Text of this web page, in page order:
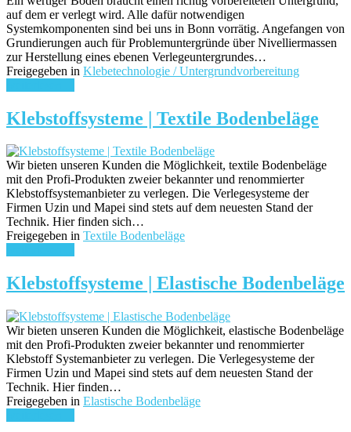
auf dem er verlegt wird. Alle dafür notwendigen
Systemkomponenten sind bei uns in Bonn vorrätig. Angefangen von
Grundierungen auch für Problemuntergründe über Nivelliermassen
zur Herstellung eines ebenen Verlegeuntergrundes…
Freigegeben in Klebetechnologie / Untergrundvorbereitung
Klebstoffsysteme | Textile Bodenbeläge
Wir bieten unseren Kunden die Möglichkeit, textile Bodenbeläge
mit den Profi-Produkten zweier bekannter und renommierter
Klebstoffsystemanbieter zu verlegen. Die Verlegesysteme der
Firmen Uzin und Mapei sind stets auf dem neuesten Stand der
Technik. Hier finden sich…
Freigegeben in Textile Bodenbeläge
Klebstoffsysteme | Elastische Bodenbeläge
Wir bieten unseren Kunden die Möglichkeit, elastische Bodenbeläge
mit den Profi-Produkten zweier bekannter und renommierter
Klebstoff Systemanbieter zu verlegen. Die Verlegesysteme der
Firmen Uzin und Mapei sind stets auf dem neuesten Stand der
Technik. Hier finden…
Freigegeben in Elastische Bodenbeläge